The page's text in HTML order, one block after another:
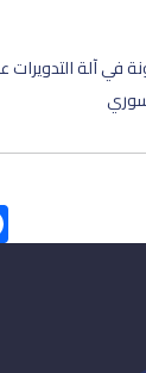
في آلة